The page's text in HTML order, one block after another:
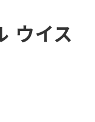
ウイス